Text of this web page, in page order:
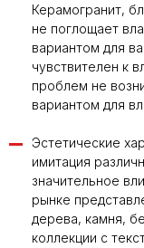
Керамогранит,
не поглощает
вариантом для
чувствителен к
проблем не
вариантом для
Эстетические
имитация
значительное
рынке
дерева, камня,
коллекции с